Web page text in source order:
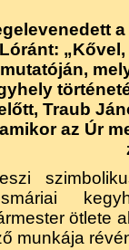
Lóránt:
Traub
amikor az Úr
ötlete
munkája